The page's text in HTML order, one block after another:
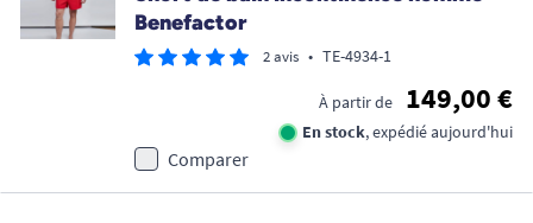
Benefactor
2 avis • TE-4934-1
À partir de 149,00 €
En stock, expédié aujourd'hui
Comparer